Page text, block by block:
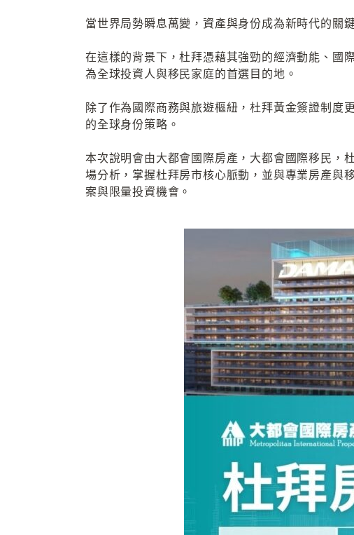
當世界局勢瞬息萬變，資產與身份成為新時代的關
在這樣的背景下，杜拜憑藉其強勁的經濟動能、國
為全球投資人與移民家庭的首選目的地。
除了作為國際商務與旅遊樞紐，杜拜黃金簽證制度
的全球身份策略。
本次說明會由大都會國際房產，大都會國際移民，
場分析，掌握杜拜房市核心脈動，並與專業房產與
案與限量投資機會。